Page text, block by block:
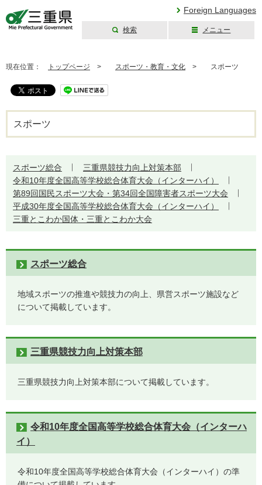
Foreign Languages
検索 メニュー
現在位置： トップページ > スポーツ・教育・文化 > スポーツ
スポーツ
スポーツ総合
三重県競技力向上対策本部
令和10年度全国高等学校総合体育大会（インターハイ）
第89回国民スポーツ大会・第34回全国障害者スポーツ大会
平成30年度全国高等学校総合体育大会（インターハイ）
三重とこわか国体・三重とこわか大会
スポーツ総合
地域スポーツの推進や競技力の向上、県営スポーツ施設など
について掲載しています。
三重県競技力向上対策本部
三重県競技力向上対策本部について掲載しています。
令和10年度全国高等学校総合体育大会（インターハ
イ）
令和10年度全国高等学校総合体育大会（インターハイ）の準